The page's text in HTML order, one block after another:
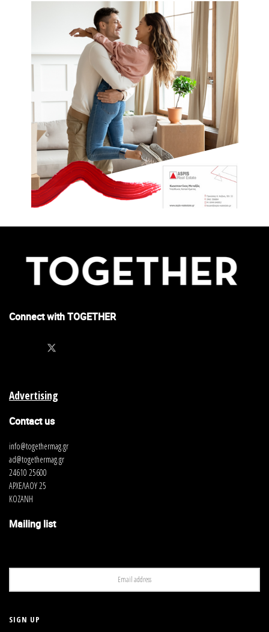
Connect with TOGETHER
Advertising
Contact us
info@togethermag.gr
ad@togethermag.gr
24610 25600
ΑΡΧΕΛΑΟΥ 25
ΚΟΖΑΝΗ
Mailing list